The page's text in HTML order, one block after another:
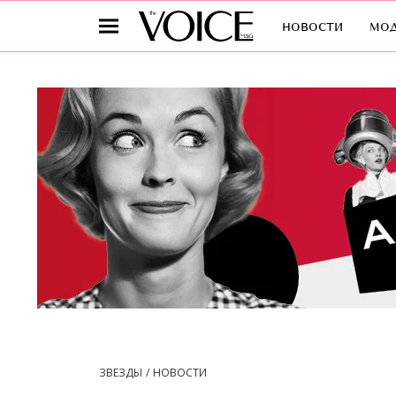
новости
ЗВЕЗДЫ НОВОСТИ